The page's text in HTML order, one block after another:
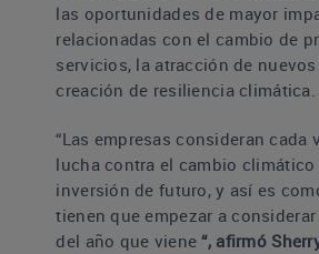
las oportunidades de mayor
relacionadas con el cambio de
servicios, la atracción de
creación de resiliencia climática.
“Las empresas consideran cada
lucha contra el cambio
inversión de futuro, y así es
tienen que empezar a
del año que viene“, afirmó